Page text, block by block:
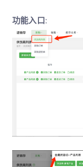
功能入口: